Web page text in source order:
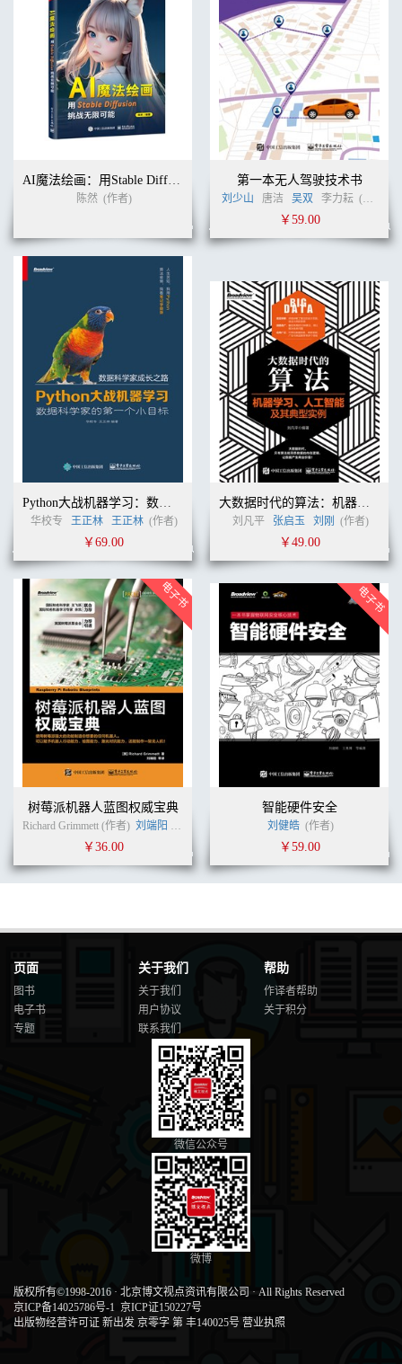
陈然 (作者)
第一本无人驾驶技术书
刘少山 唐洁 吴双 李力耘 (作者)
￥59.00
华校专 王正林 王正林 (作者)
￥69.00
刘凡平 张启玉 刘刚 (作者)
￥49.00
树莓派机器人蓝图权威宝典
Richard Grimmett (作者) 刘端阳 (译者)
￥36.00
智能硬件安全
刘健皓 (作者)
￥59.00
页面
图书
电子书
专题
关于我们
关于我们
用户协议
联系我们
帮助
作译者帮助
关于积分
微信公众号
微博
版权所有©1998-2016 · 北京博文视点资讯有限公司 · All Rights Reserved
京ICP备14025786号-1 京ICP证150227号
出版物经营许可证 新出发 京零字 第 丰140025号 营业执照